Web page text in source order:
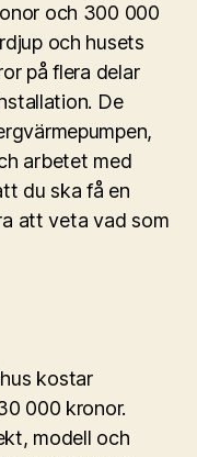
och 300 000
och husets
på flera delar
De
arbetet med
du ska få en
att veta vad som
kostar
000 kronor.
modell och